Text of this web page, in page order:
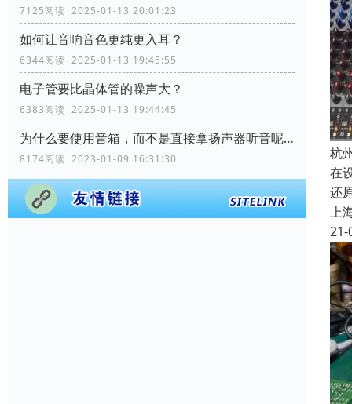
7125阅读 2025-01-13 20:01:23
如何让音响音色更纯更入耳？
6344阅读 2025-01-13 19:45:55
电子管要比晶体管的噪声大？
6383阅读 2025-01-13 19:44:45
为什么要使用音箱，而不是直接拿扬声器听音呢？
8174阅读 2023-01-09 16:31:30
杭
在
还
上
21-